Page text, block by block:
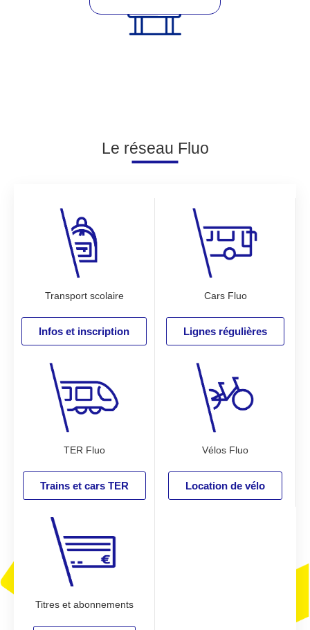
Le réseau Fluo
Transport scolaire
Infos et inscription
Cars Fluo
Lignes régulières
TER Fluo
Trains et cars TER
Vélos Fluo
Location de vélo
Titres et abonnements